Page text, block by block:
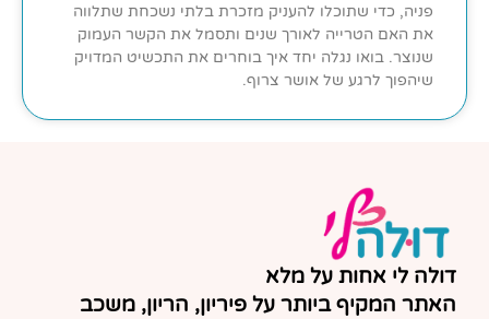
פניה, כדי שתוכלו להעניק מזכרת בלתי נשכחת שתלווה
את האם הטרייה לאורך שנים ותסמל את הקשר העמוק
שנוצר. בואו נגלה יחד איך בוחרים את התכשיט המדויק
שיהפוך לרגע של אושר צרוף.
דולה לי אחות על מלא
האתר המקיף ביותר על פיריון, הריון, משכב